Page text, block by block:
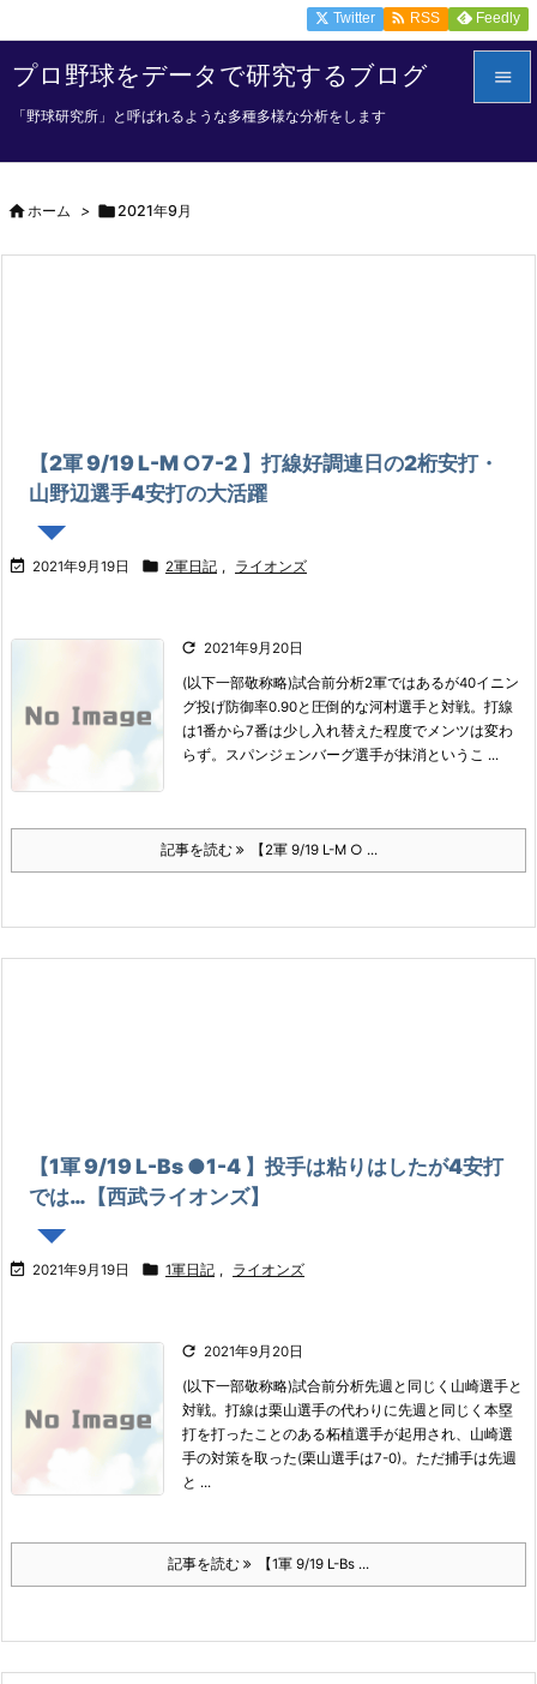
プロ野球をデータで研究するブログ
「野球研究所」と呼ばれるような多種多様な分析をします


Twitter  RSS Feedly
 ホーム >  2021年9月
【2軍 9/19 L-M ○7-2 】打線好調連日の2桁安打・
山野辺選手4安打の大活躍
 2021年9月19日  2軍日記 , ライオンズ
 2021年9月20日
(以下一部敬称略)試合前分析2軍ではあるが40イニン
グ投げ防御率0.90と圧倒的な河村選手と対戦。 打線
は1番から7番は少し入れ替えた程度でメンツは変わ
らず。
スパンジェンバーグ選手が抹消というこ ...
記事を読む 【2軍 9/19 L-M ○ ...
【1軍 9/19 L-Bs ●1-4 】投手は粘りはしたが4安打
では…【西武ライオンズ】
 2021年9月19日  1軍日記 , ライオンズ
 2021年9月20日
(以下一部敬称略)試合前分析先週と同じく山崎選手と
対戦。 打線は栗山選手の代わりに先週と同じく本塁
打を打ったことのある柘植選手が起用され、山崎選
手の対策を取った(栗山選手は7-0)。 ただ捕手は先週
と ...
記事を読む 【1軍 9/19 L-Bs ...